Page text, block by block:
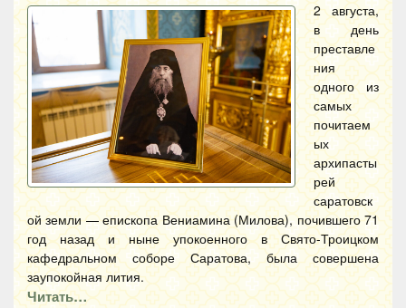
2 августа,
в день
преставле
ния
одного из
самых
почитаем
ых
архипасты
рей
саратовск
ой земли — епископа Вениамина (Милова), почившего 71
год назад и ныне упокоенного в Свято-Троицком
кафедральном соборе Саратова, была совершена
заупокойная лития.
Читать…